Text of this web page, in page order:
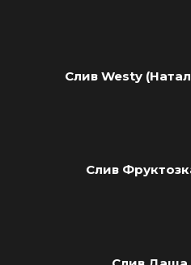
Слив Westy
Слив